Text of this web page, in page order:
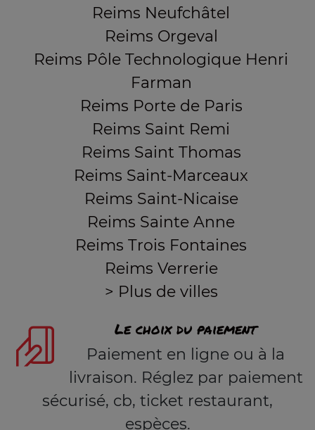
Reims Neufchâtel
Reims Orgeval
Reims Pôle Technologique Henri
Farman
Reims Porte de Paris
Reims Saint Remi
Reims Saint Thomas
Reims Saint-Marceaux
Reims Saint-Nicaise
Reims Sainte Anne
Reims Trois Fontaines
Reims Verrerie
> Plus de villes
Le choix du paiement
Paiement en ligne ou à la
livraison. Réglez par paiement
sécurisé, cb, ticket restaurant,
espèces.